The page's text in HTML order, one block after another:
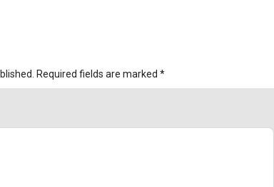
Required fields are marked *